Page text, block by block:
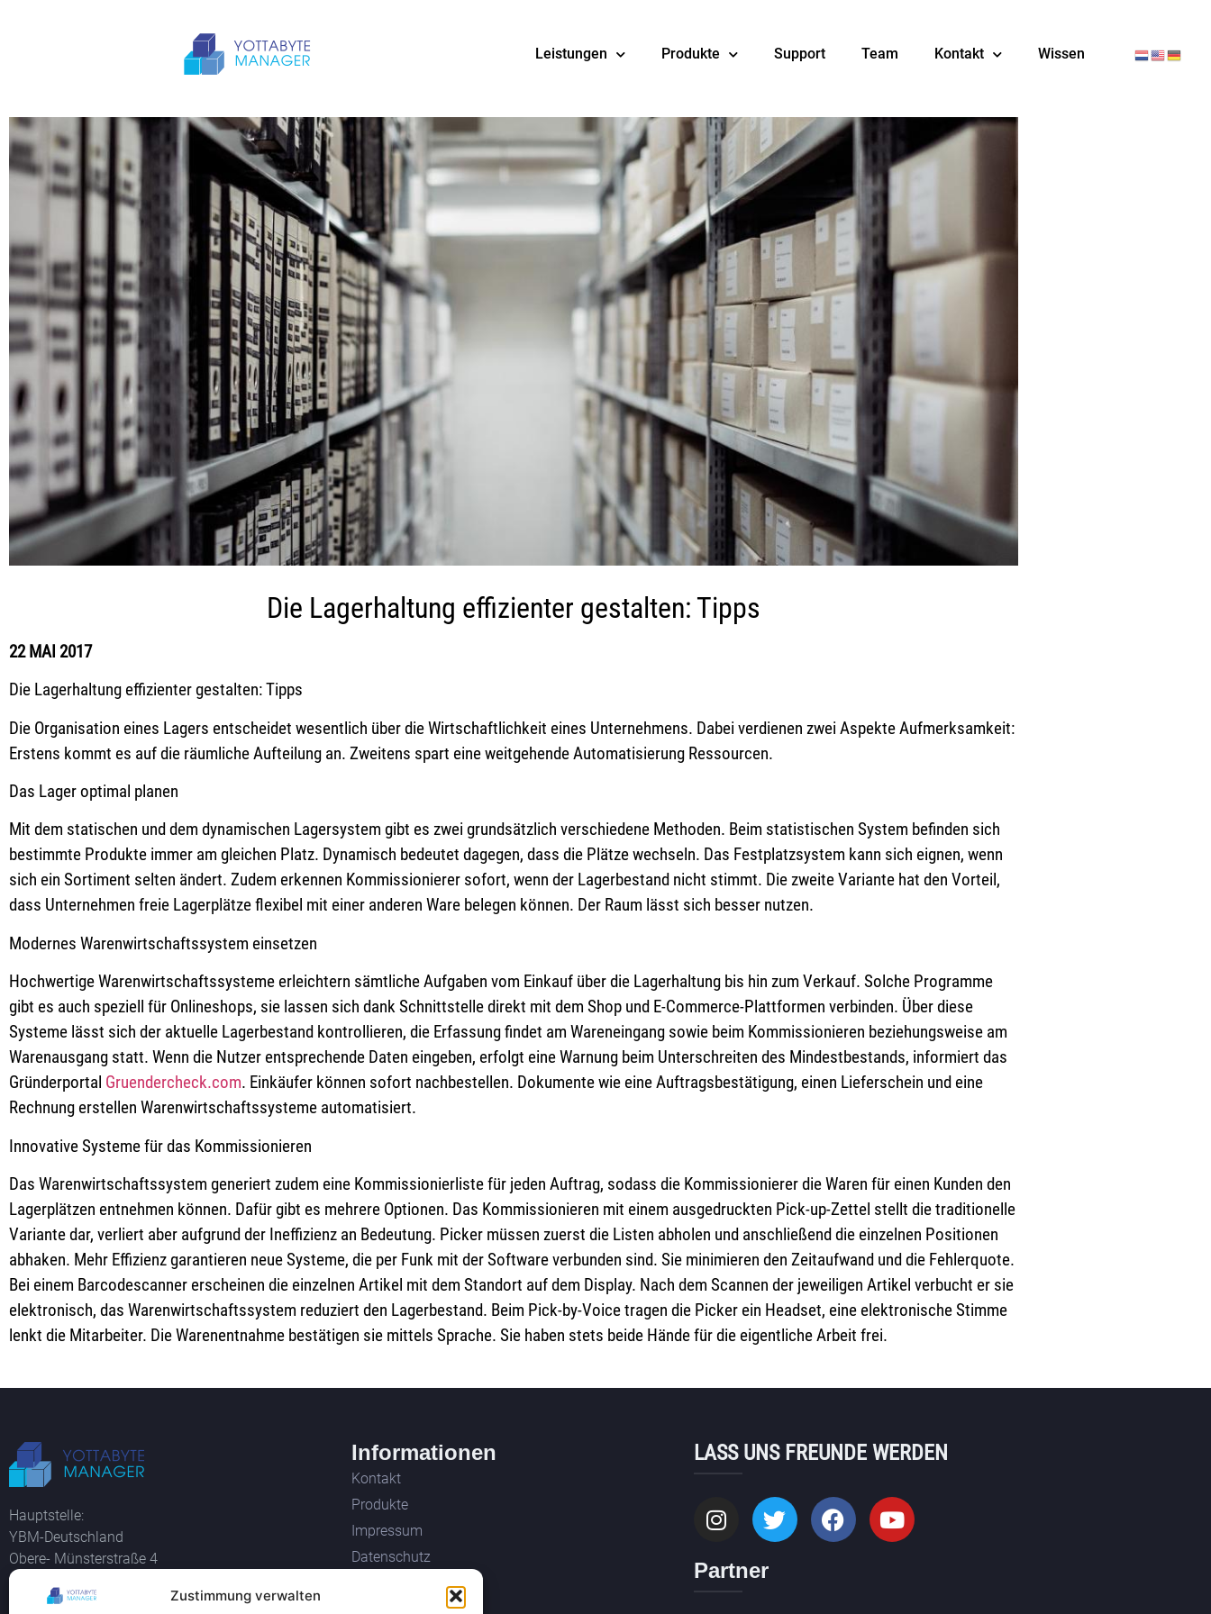
Zustimmung verwalten
Leistungen Produkte Support Team Kontakt Wissen
Die Lagerhaltung effizienter gestalten: Tipps
22 MAI 2017
Die Lagerhaltung effizienter gestalten: Tipps
Die Organisation eines Lagers entscheidet wesentlich über die Wirtschaftlichkeit eines Unternehmens. Dabei verdienen zwei Aspekte Aufmerksamkeit:
Erstens kommt es auf die räumliche Aufteilung an. Zweitens spart eine weitgehende Automatisierung Ressourcen.
Das Lager optimal planen
Mit dem statischen und dem dynamischen Lagersystem gibt es zwei grundsätzlich verschiedene Methoden. Beim statistischen System befinden sich
bestimmte Produkte immer am gleichen Platz. Dynamisch bedeutet dagegen, dass die Plätze wechseln. Das Festplatzsystem kann sich eignen, wenn
sich ein Sortiment selten ändert. Zudem erkennen Kommissionierer sofort, wenn der Lagerbestand nicht stimmt. Die zweite Variante hat den Vorteil,
dass Unternehmen freie Lagerplätze flexibel mit einer anderen Ware belegen können. Der Raum lässt sich besser nutzen.
Modernes Warenwirtschaftssystem einsetzen
Hochwertige Warenwirtschaftssysteme erleichtern sämtliche Aufgaben vom Einkauf über die Lagerhaltung bis hin zum Verkauf. Solche Programme
gibt es auch speziell für Onlineshops, sie lassen sich dank Schnittstelle direkt mit dem Shop und E-Commerce-Plattformen verbinden. Über diese
Systeme lässt sich der aktuelle Lagerbestand kontrollieren, die Erfassung findet am Wareneingang sowie beim Kommissionieren beziehungsweise am
Warenausgang statt. Wenn die Nutzer entsprechende Daten eingeben, erfolgt eine Warnung beim Unterschreiten des Mindestbestands, informiert das
Gründerportal Gruendercheck.com. Einkäufer können sofort nachbestellen. Dokumente wie eine Auftragsbestätigung, einen Lieferschein und eine
Rechnung erstellen Warenwirtschaftssysteme automatisiert.
Innovative Systeme für das Kommissionieren
Das Warenwirtschaftssystem generiert zudem eine Kommissionierliste für jeden Auftrag, sodass die Kommissionierer die Waren für einen Kunden den
Lagerplätzen entnehmen können. Dafür gibt es mehrere Optionen. Das Kommissionieren mit einem ausgedruckten Pick-up-Zettel stellt die traditionelle
Variante dar, verliert aber aufgrund der Ineffizienz an Bedeutung. Picker müssen zuerst die Listen abholen und anschließend die einzelnen Positionen
abhaken. Mehr Effizienz garantieren neue Systeme, die per Funk mit der Software verbunden sind. Sie minimieren den Zeitaufwand und die Fehlerquote.
Bei einem Barcodescanner erscheinen die einzelnen Artikel mit dem Standort auf dem Display. Nach dem Scannen der jeweiligen Artikel verbucht er sie
elektronisch, das Warenwirtschaftssystem reduziert den Lagerbestand. Beim Pick-by-Voice tragen die Picker ein Headset, eine elektronische Stimme
lenkt die Mitarbeiter. Die Warenentnahme bestätigen sie mittels Sprache. Sie haben stets beide Hände für die eigentliche Arbeit frei.
Hauptstelle:
YBM-Deutschland
Obere- Münsterstraße 4
44575 Castrop-Rauxel
Informationen
Kontakt
Produkte
Impressum
Datenschutz
LASS UNS FREUNDE WERDEN
Partner